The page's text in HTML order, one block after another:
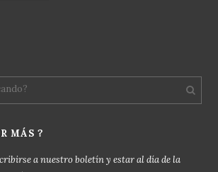
MÁS ?
a nuestro boletín y estar al día de la